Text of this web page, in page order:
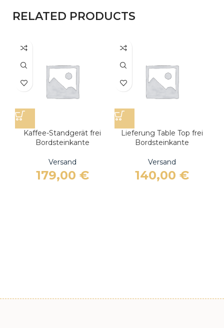
RELATED PRODUCTS
Kaffee-Standgerät frei
Bordsteinkante
Versand
179,00 €
Lieferung Table Top frei
Bordsteinkante
Versand
140,00 €